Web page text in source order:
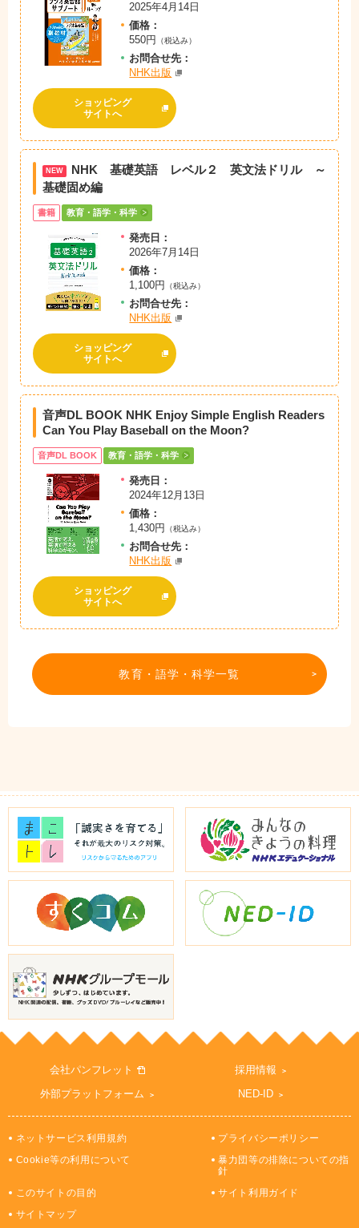
2025年4月14日
価格：
550円
（税込み）
お問合せ先：
NHK出版
ショッピング
サイトへ
NEW
NHK 基礎英語 レベル２ 英文法ドリル ～
基礎固め編
書籍 教育・語学・科学
発売日：
2026年7月14日
価格：
1,100円
（税込み）
お問合せ先：
NHK出版
ショッピング
サイトへ
音声DL BOOK NHK Enjoy Simple English Readers
Can You Play Baseball on the Moon?
音声DL BOOK 教育・語学・科学
発売日：
2024年12月13日
価格：
1,430円
（税込み）
お問合せ先：
NHK出版
ショッピング
サイトへ
教育・語学・科学一覧
会社パンフレット
採用情報
外部プラットフォーム
NED-ID
ネットサービス利用規約
プライバシーポリシー
Cookie等の利用について
暴力団等の排除についての指
針
このサイトの目的
サイト利用ガイド
サイトマップ